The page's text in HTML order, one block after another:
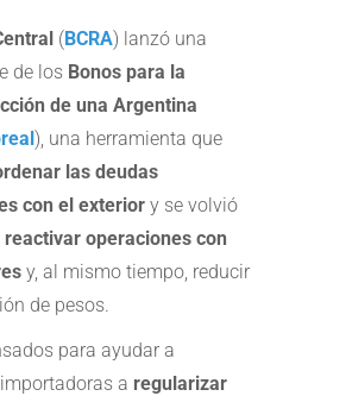
(BCRA) lanzó una
de los Bonos para la
de una Argentina
), una herramienta que
las deudas
con el exterior y se volvió
reactivar operaciones con
y, al mismo tiempo, reducir
de pesos.
para ayudar a
a regularizar